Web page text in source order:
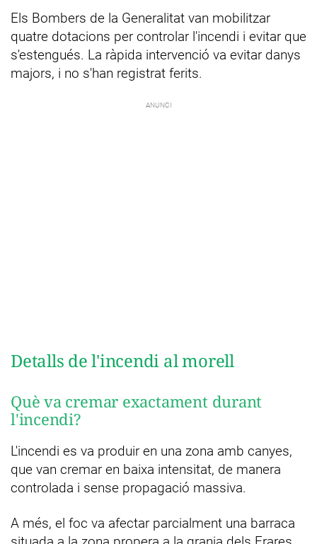
Els Bombers de la Generalitat van mobilitzar
quatre dotacions per controlar l'incendi i evitar que
s'estengués. La ràpida intervenció va evitar danys
majors, i no s'han registrat ferits.
Detalls de l'incendi al morell
Què va cremar exactament durant
l'incendi?
L'incendi es va produir en una zona amb canyes,
que van cremar en baixa intensitat, de manera
controlada i sense propagació massiva.
A més, el foc va afectar parcialment una barraca